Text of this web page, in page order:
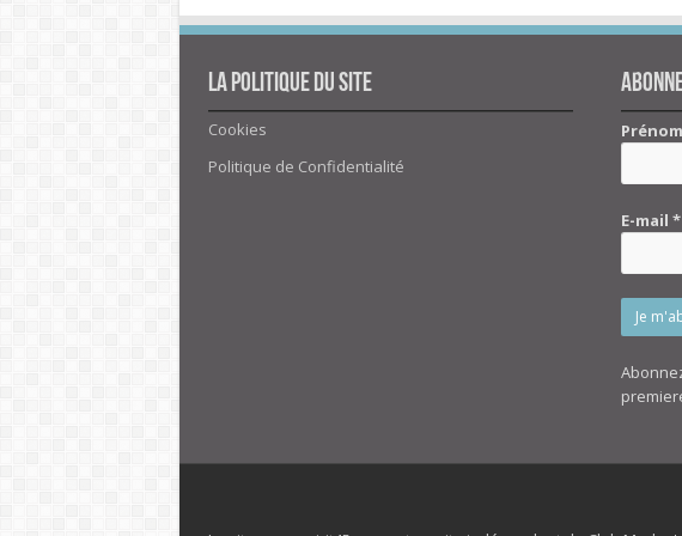
La politique du site
Cookies
Politique de Confidentialité
E-mail*